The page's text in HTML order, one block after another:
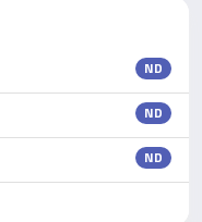
ND
ND
ND